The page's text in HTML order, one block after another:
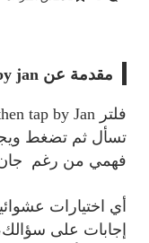
مقدمة عن ask then tap by jan
فلتر tap by Jan
تسأل ثم تضغط
فهمي من رغم
أي اختيارات
إجابات على